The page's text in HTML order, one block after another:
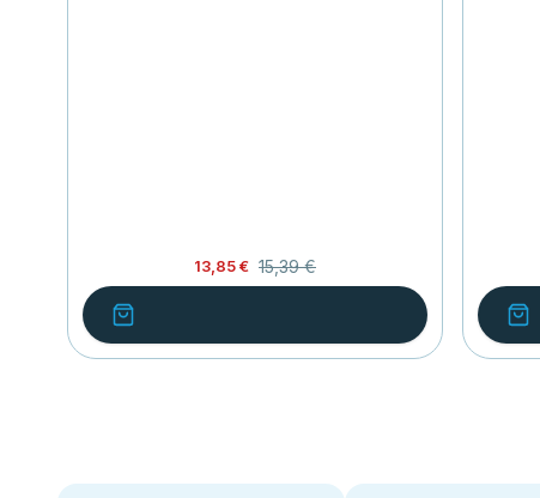
13,85 € 15,39 €